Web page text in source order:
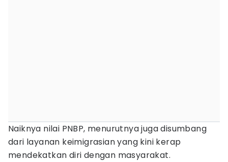
Naiknya nilai PNBP, menurutnya juga disumbang
dari layanan keimigrasian yang kini kerap
mendekatkan diri dengan masyarakat.